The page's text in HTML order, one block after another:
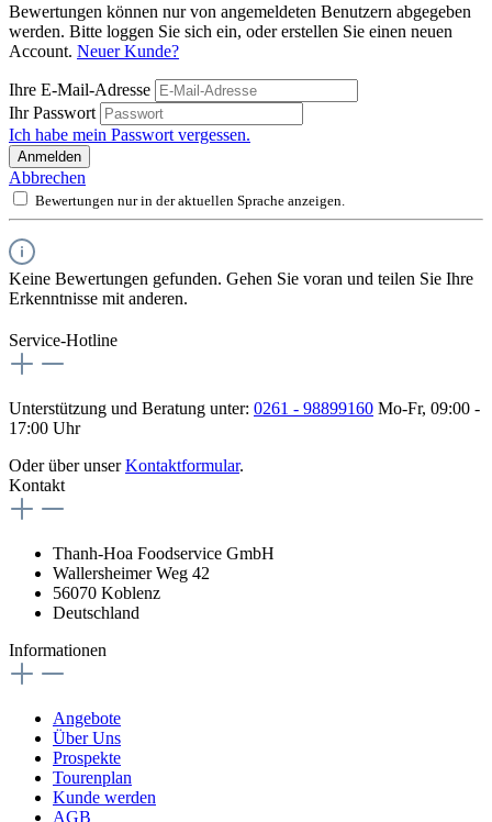
Bewertungen können nur von angemeldeten Benutzern abgegeben
werden. Bitte loggen Sie sich ein, oder erstellen Sie einen neuen
Account. Neuer Kunde?
Ihre E-Mail-Adresse
Ihr Passwort
Ich habe mein Passwort vergessen.
Anmelden
Abbrechen
Bewertungen nur in der aktuellen Sprache anzeigen.
Keine Bewertungen gefunden. Gehen Sie voran und teilen Sie Ihre
Erkenntnisse mit anderen.
Service-Hotline
Unterstützung und Beratung unter: 0261 - 98899160 Mo-Fr, 09:00 -
17:00 Uhr
Oder über unserKontaktformular.
Kontakt
Thanh-Hoa Foodservice GmbH
Wallersheimer Weg 42
56070 Koblenz
Deutschland
Informationen
Angebote
Über Uns
Prospekte
Tourenplan
Kunde werden
AGB